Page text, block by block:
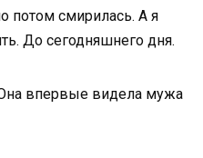
потом смирилась. А я
До сегодняшнего дня.
впервые видела мужа